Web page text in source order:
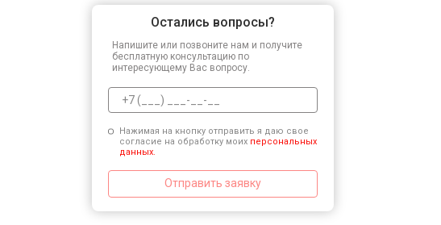
Остались вопросы?
Напишите или позвоните нам и получите
бесплатную консультацию по
интересующему Вас вопросу.
Нажимая на кнопку отправить я даю свое
согласие на обработку моих персональных
данных.
Отправить заявку